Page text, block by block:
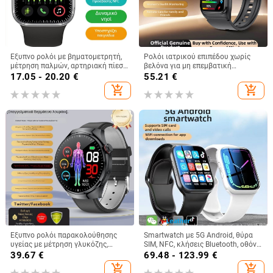
Έξυπνο ρολόι με βηματομετρητή,
μέτρηση παλμών, αρτηριακή πίεση,
γλυκόζη αίματος και NFC
17.05 - 20.20 €
add_shopping_cart
Ρολόι ιατρικού επιπέδου χωρίς
βελόνα για μη επεμβατική
παρακολούθηση γλυκόζης,
αρτηριακής πίεσης, ουρικού οξέος
και λιπιδίων
55.21 €
add_shopping_cart
Έξυπνο ρολόι παρακολούθησης
υγείας με μέτρηση γλυκόζης,
αρτηριακής πίεσης, καρδιακού
ρυθμού, ύπνου και οξυγόνου
39.67 €
add_shopping_cart
Smartwatch με 5G Android, θύρα
SIM, NFC, κλήσεις Bluetooth, οθόνη
AMOLED, παρακολούθηση
69.48 - 123.99 €
add_shopping_cart